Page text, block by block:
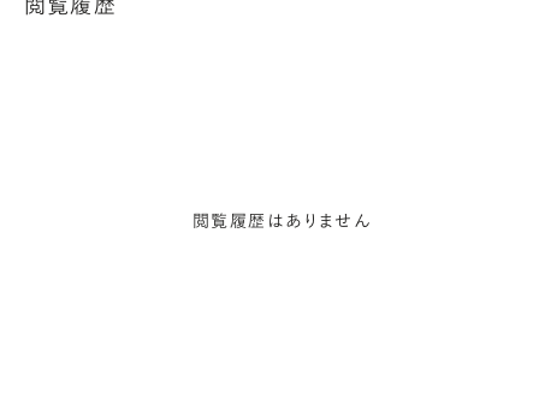
閲覧履歴
閲覧履歴はありません